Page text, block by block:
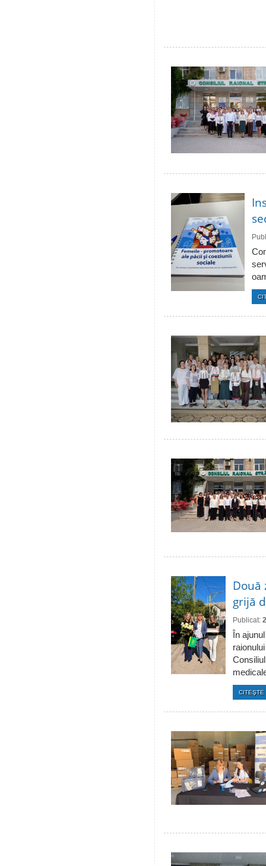
Două
grijă
Publicat:
În
CITEŞTE